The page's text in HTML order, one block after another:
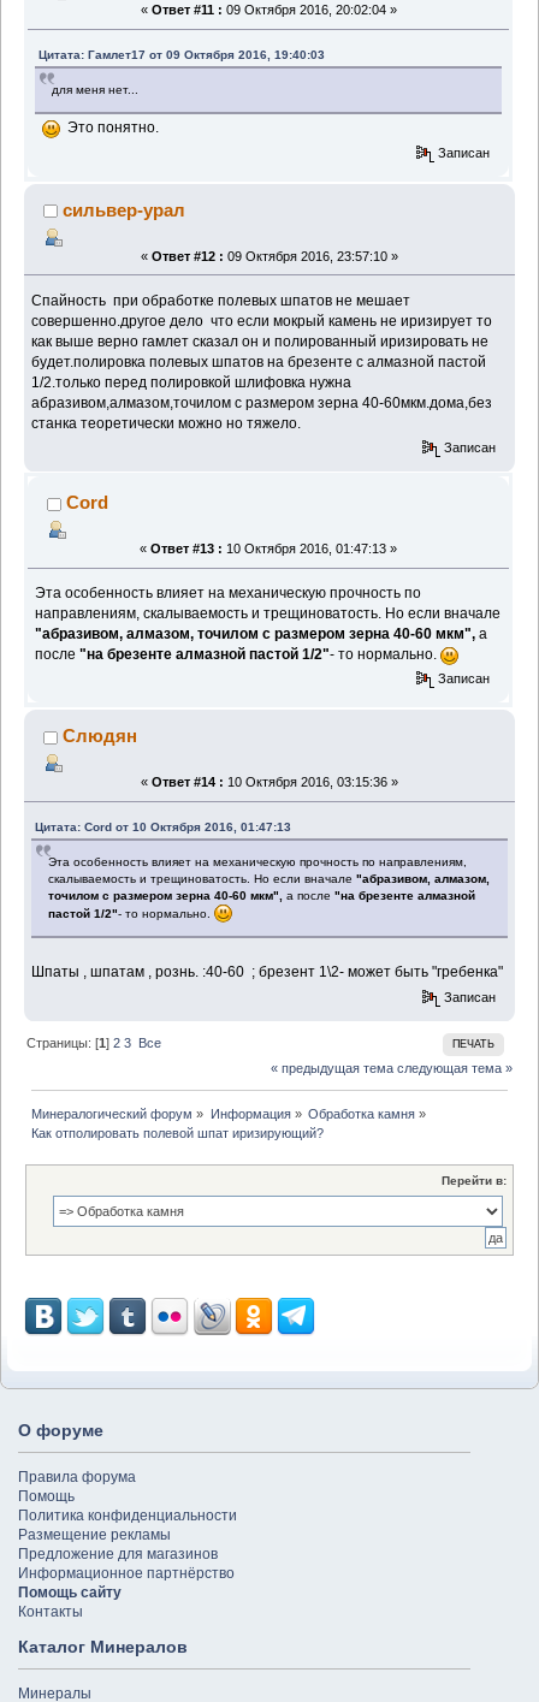
« Ответ #11 : 09 Октября 2016, 20:02:04 »
Цитата: Гамлет17 от 09 Октября 2016, 19:40:03
для меня нет...
Это понятно.
Записан
сильвер-урал
« Ответ #12 : 09 Октября 2016, 23:57:10 »
Спайность при обработке полевых шпатов не мешает
совершенно.другое дело что если мокрый камень не иризирует то
как выше верно гамлет сказал он и полированный иризировать не
будет.полировка полевых шпатов на брезенте с алмазной пастой
1/2.только перед полировкой шлифовка нужна
абразивом,алмазом,точилом с размером зерна 40-60мкм.дома,без
станка теоретически можно но тяжело.
Записан
Cord
« Ответ #13 : 10 Октября 2016, 01:47:13 »
Эта особенность влияет на механическую прочность по
направлениям, скалываемость и трещиноватость. Но если вначале
"абразивом, алмазом, точилом с размером зерна 40-60 мкм", а
после"на брезенте алмазной пастой 1/2"- то нормально.
Записан
Слюдян
« Ответ #14 : 10 Октября 2016, 03:15:36 »
Цитата: Cord от 10 Октября 2016, 01:47:13
Эта особенность влияет на механическую прочность по направлениям,
скалываемость и трещиноватость. Но если вначале"абразивом, алмазом,
точилом с размером зерна 40-60 мкм", а после"на брезенте алмазной
пастой 1/2"- то нормально.
Шпаты , шпатам , рознь. :40-60 ; брезент 1\2- может быть "гребенка"
Записан
ПЕЧАТЬ
Страницы: [1]2 3 Все
« предыдущая тема следующая тема »
Минералогический форум » Информация» Обработка камня»
Как отполировать полевой шпат иризирующий?
Перейти в:
О форуме
Правила форума
Помощь
Политика конфиденциальности
Размещение рекламы
Предложение для магазинов
Информационное партнёрство
Помощь сайту
Контакты
Каталог Минералов
Минералы